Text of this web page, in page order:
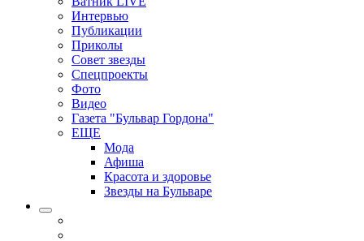
Интервью
Публикации
Приколы
Совет звезды
Спецпроекты
Фото
Видео
Газета "Бульвар Гордона"
ЕЩЕ
Мода
Афиша
Красота и здоровье
Звезды на Бульваре